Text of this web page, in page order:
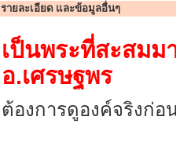
รายละเอียด และข้อมูลอื่นๆ
เป็นพระที่สะสมม
อ.เศรษฐพร
ต้องการดูองค์จริงก่อ